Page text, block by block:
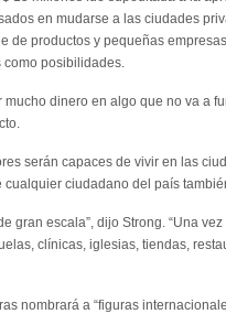
en mudarse a las ciudades
de productos y pequeñas
como posibilidades.
mucho dinero en algo que no va a
serán capaces de vivir en las
cualquier ciudadano del país
gran escala”, dijo Strong. “Una
clínicas, iglesias, tiendas,
nombrará a “figuras